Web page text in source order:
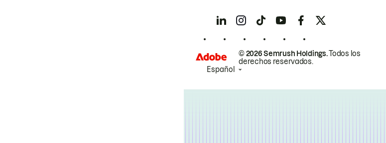
© 2026 Semrush Holdings.Todos los
derechos reservados.
Español